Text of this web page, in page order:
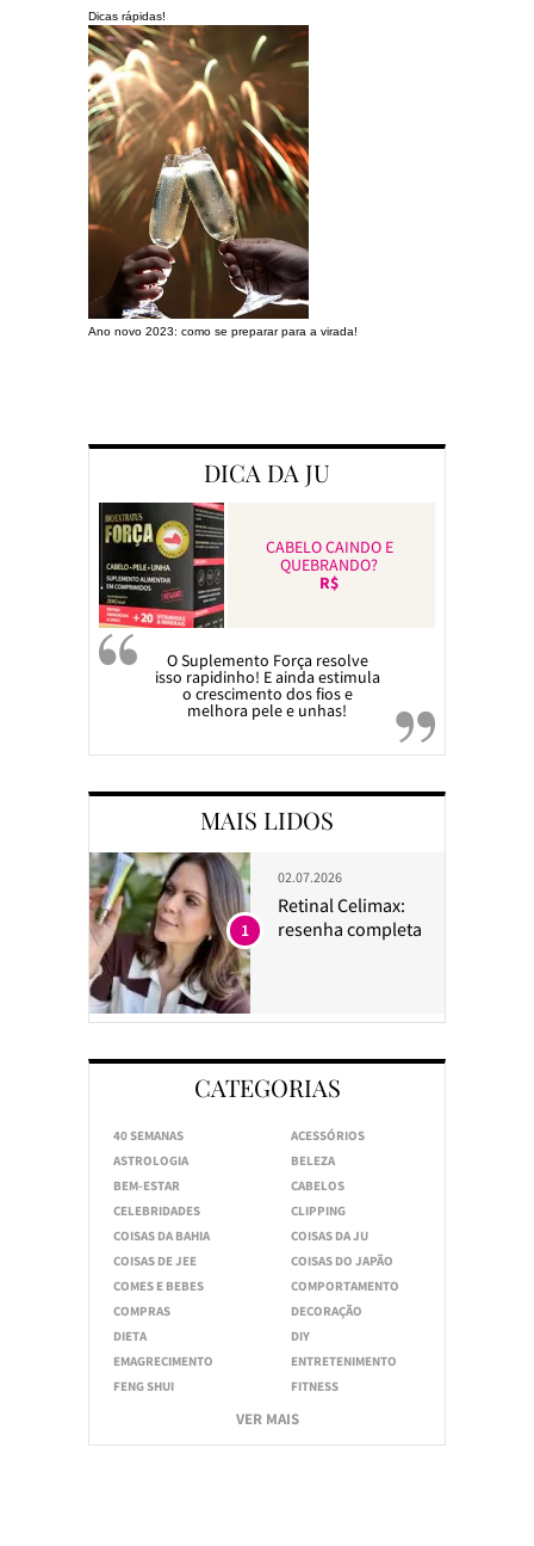
Dicas rápidas!
Ano novo 2023: como se preparar para a virada!
DICA DA JU
CABELO CAINDO E
QUEBRANDO?
R$
O Suplemento Força resolve
isso rapidinho! E ainda estimula
o crescimento dos fios e
melhora pele e unhas!
MAIS LIDOS
02.07.2026
Retinal Celimax:
resenha completa
1
CATEGORIAS
40 SEMANAS
ACESSÓRIOS
ASTROLOGIA
BELEZA
BEM-ESTAR
CABELOS
CELEBRIDADES
CLIPPING
COISAS DA BAHIA
COISAS DA JU
COISAS DE JEE
COISAS DO JAPÃO
COMES E BEBES
COMPORTAMENTO
COMPRAS
DECORAÇÃO
DIETA
DIY
EMAGRECIMENTO
ENTRETENIMENTO
FENG SHUI
FITNESS
VER MAIS